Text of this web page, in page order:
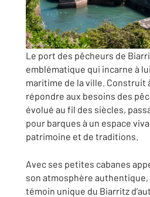
Le port des pêcheurs de
emblématique qui incarne à
maritime de la ville. Construit
répondre aux besoins des
évolué au fil des siècles,
pour barques à un espace
patrimoine et de traditions.
Avec ses petites cabanes
son atmosphère
témoin unique du Biarritz